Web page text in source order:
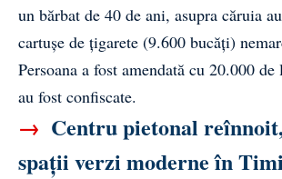
un bărbat de 40 de ani, asupra căruia
cartușe de țigarete (9.600 bucăți)
Persoana a fost amendată cu 20.000
au fost confiscate.
→ Centru pietonal
spații verzi moderne în